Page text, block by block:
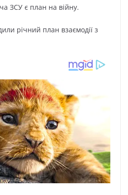
ЗСУ є план на війну.
річний план взаємодії з